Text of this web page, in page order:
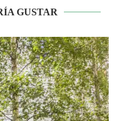
GUSTAR